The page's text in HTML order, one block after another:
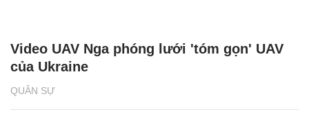
QUÂN SỰ
Video UAV Nga phóng lưới 'tóm gọn' UAV
của Ukraine